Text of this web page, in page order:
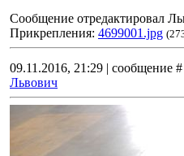
Сообщение отредактировал
Прикрепления: 4699001.jpg
09.11.2016, 21:29 | сообщение #
Львович